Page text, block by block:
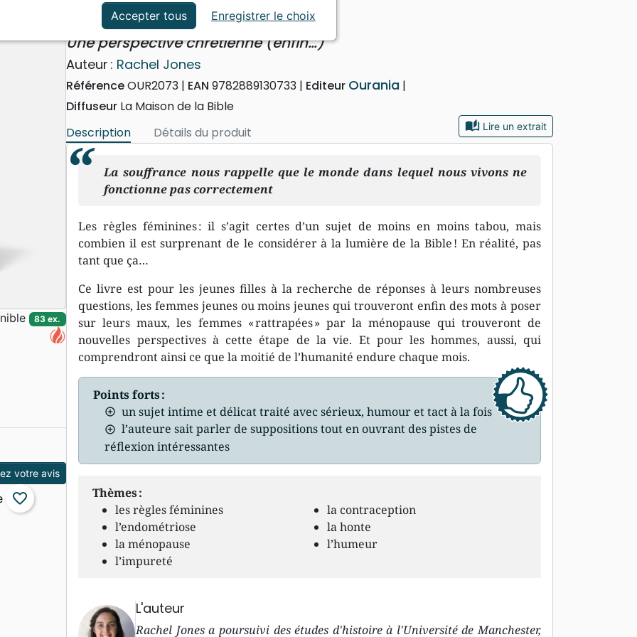
Événements actuels
Aïe, mes règles!
Une perspective chrétienne (enfin…)
Auteur : Rachel Jones
RéférenceOUR2073 EAN 9782889130733 Editeur Ourania
Diffuseur La Maison de la Bible
Description
Détails du produit auto_stories Lire un extrait
La souffrance nous rappelle que le monde dans lequel nous vivons ne
fonctionne pas correctement
Les règles féminines : il s’agit certes d’un sujet de moins en moins tabou, mais
combien il est surprenant de le considérer à la lumière de la Bible ! En réalité, pas
tant que ça…
Ce livre est pour les jeunes filles à la recherche de réponses à leurs nombreuses
questions, les femmes jeunes ou moins jeunes qui trouveront enfin des mots à poser
sur leurs maux, les femmes « rattrapées » par la ménopause qui trouveront de
nouvelles perspectives à cette étape de la vie. Et pour les hommes, aussi, qui
comprendront ainsi ce que la moitié de l’humanité endure chaque mois.
Points forts :
un sujet intime et délicat traité avec sérieux, humour et tact à la fois
l’auteure sait parler de suppositions tout en ouvrant des pistes de
réflexion intéressantes
Thèmes :
les règles féminines
l’endométriose
la ménopause
l’impureté
la contraception
la honte
l’humeur
L'auteur
Rachel Jones a poursuivi des études d'histoire à l'Université de Manchester,
83 ex.
votre avis
favorite_border
Accepter tous Enregistrer le choix